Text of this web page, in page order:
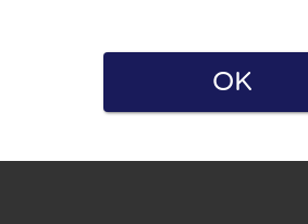
prywatności. Oświadczam
dla firm, jak i użytkowników.
OK